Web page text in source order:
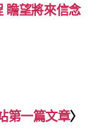
瞻望將來信念
第一篇文章〉